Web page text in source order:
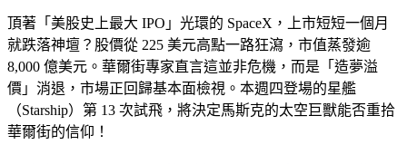
頂著「美股史上最大 IPO」光環的 SpaceX，上市短短一個月
就跌落神壇？股價從 225 美元高點一路狂瀉，市值蒸發逾
8,000 億美元。華爾街專家直言這並非危機，而是「造夢溢
價」消退，市場正回歸基本面檢視。本週四登場的星艦
（Starship）第 13 次試飛，將決定馬斯克的太空巨獸能否重拾
華爾街的信仰！